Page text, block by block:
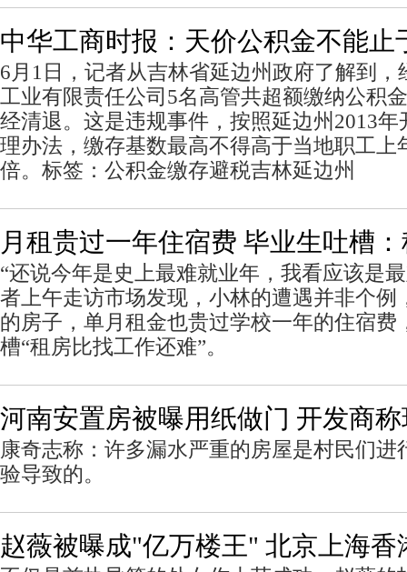
中华工商时报：天价公积金不能止
6月1日，记者从吉林省延边州政府了解到，
工业有限责任公司5名高管共超额缴纳公积
经清退。这是违规事件，按照延边州2013
理办法，缴存基数最高不得高于当地职工上
倍。标签：公积金缴存避税吉林延边州
月租贵过一年住宿费 毕业生吐槽
“还说今年是史上最难就业年，我看应该是
者上午走访市场发现，小林的遭遇并非个例
的房子，单月租金也贵过学校一年的住宿费
槽“租房比找工作还难”。
河南安置房被曝用纸做门 开发商
康奇志称：许多漏水严重的房屋是村民们进
验导致的。
赵薇被曝成"亿万楼王" 北京上海香